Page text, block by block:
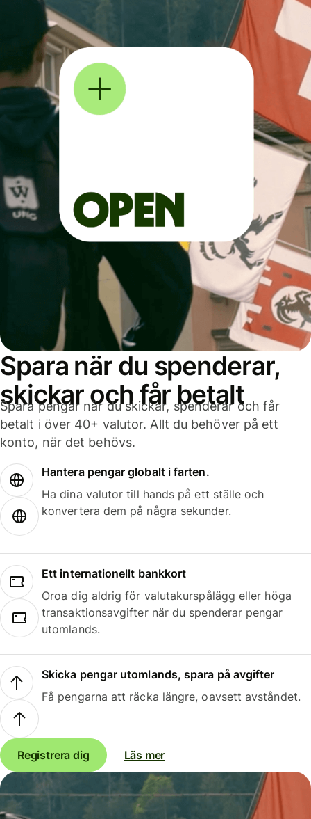
Spara när du spenderar,
skickar och får betalt
Spara pengar när du skickar, spenderar och får
betalt i över 40+ valutor. Allt du behöver på ett
konto, när det behövs.
Hantera pengar globalt i farten.
Ha dina valutor till hands på ett ställe och
konvertera dem på några sekunder.
Ett internationellt bankkort
Oroa dig aldrig för valutakurspålägg eller höga
transaktionsavgifter när du spenderar pengar
utomlands.
Skicka pengar utomlands, spara på avgifter
Få pengarna att räcka längre, oavsett avståndet.
Registrera dig Läs mer